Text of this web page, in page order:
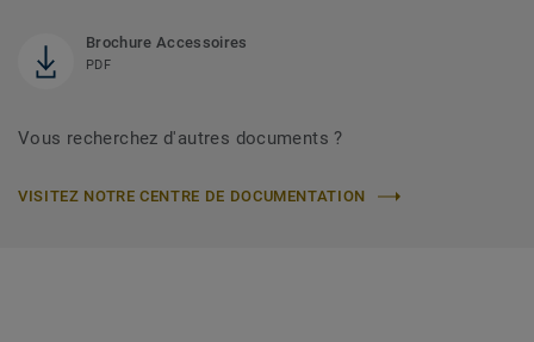
Brochure Accessoires
PDF
Vous recherchez d'autres documents ?
VISITEZ NOTRE CENTRE DE DOCUMENTATION